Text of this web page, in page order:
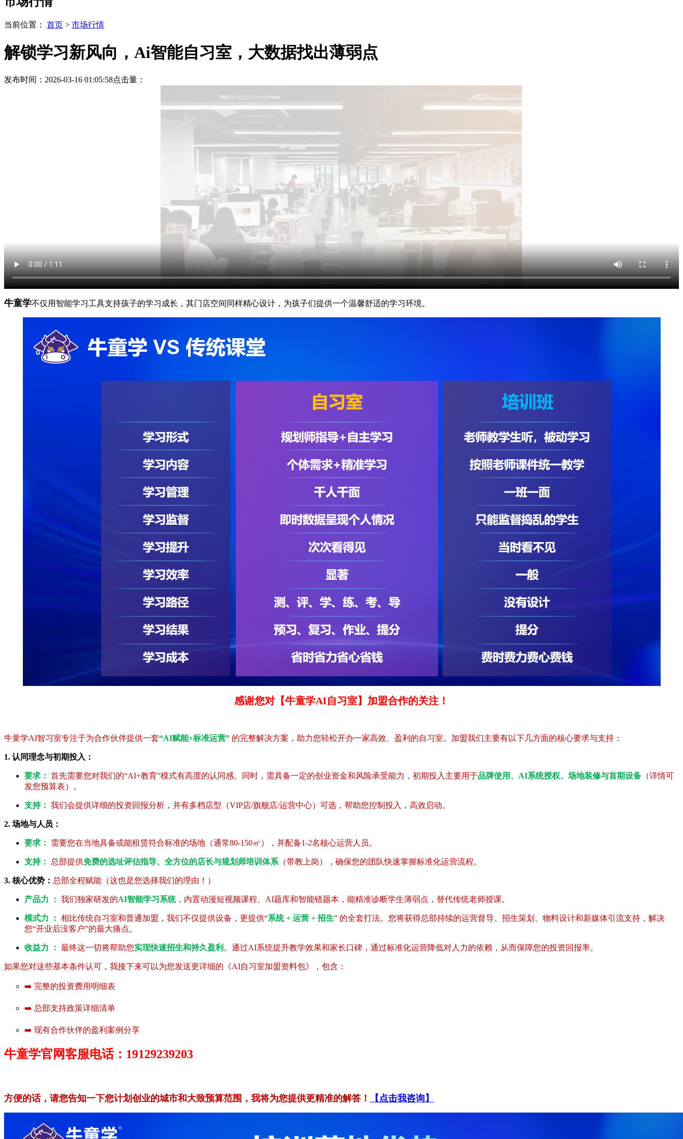
当前位置： 首页 > 市场行情
解锁学习新风向，Ai智能自习室，大数据找出薄弱点
发布时间：2026-03-16 01:05:58点击量：
牛童学不仅用智能学习工具支持孩子的学习成长，其门店空间同样精心设计，为孩子们提供一个温馨舒适的学习环境。
感谢您对【牛童学AI自习室】加盟合作的关注！
牛童学AI智习室专注于为合作伙伴提供一套“AI赋能+标准运营” 的完整解决方案，助力您轻松开办一家高效、盈利的自习室。加盟我们主要有以下几方面的核心要求与支持：
1. 认同理念与初期投入：
要求： 首先需要您对我们的“AI+教育”模式有高度的认同感。同时，需具备一定的创业资金和风险承受能力，初期投入主要用于品牌使用、AI系统授权、场地装修与首期设备 （详情可
发您预算表）。
支持： 我们会提供详细的投资回报分析，并有多档店型（VIP店/旗舰店/运营中心）可选，帮助您控制投入，高效启动。
2. 场地与人员：
要求： 需要您在当地具备或能租赁符合标准的场地（通常80-150㎡），并配备1-2名核心运营人员。
支持： 总部提供免费的选址评估指导、全方位的店长与规划师培训体系 （带教上岗），确保您的团队快速掌握标准化运营流程。
3. 核心优势： 总部全程赋能（这也是您选择我们的理由！）
产品力 ： 我们独家研发的AI智能学习系统，内置动漫短视频课程、AI题库和智能错题本，能精准诊断学生薄弱点，替代传统老师授课。
模式力 ： 相比传统自习室和普通加盟，我们不仅提供设备，更提供“系统 + 运营 + 招生” 的全套打法。您将获得总部持续的运营督导、招生策划、物料设计和新媒体引流支持，解决
您“开业后没客户”的最大痛点。
收益力 ： 最终这一切将帮助您实现快速招生和持久盈利 。通过AI系统提升教学效果和家长口碑，通过标准化运营降低对人力的依赖，从而保障您的投资回报率。
如果您对这些基本条件认可，我接下来可以为您发送更详细的《AI自习室加盟资料包》，包含：
➡️ 完整的投资费用明细表
➡️ 总部支持政策详细清单
➡️ 现有合作伙伴的盈利案例分享
牛童学官网客服电话：19129239203
方便的话，请您告知一下您计划创业的城市和大致预算范围，我将为您提供更精准的解答！ 【点击我咨询】